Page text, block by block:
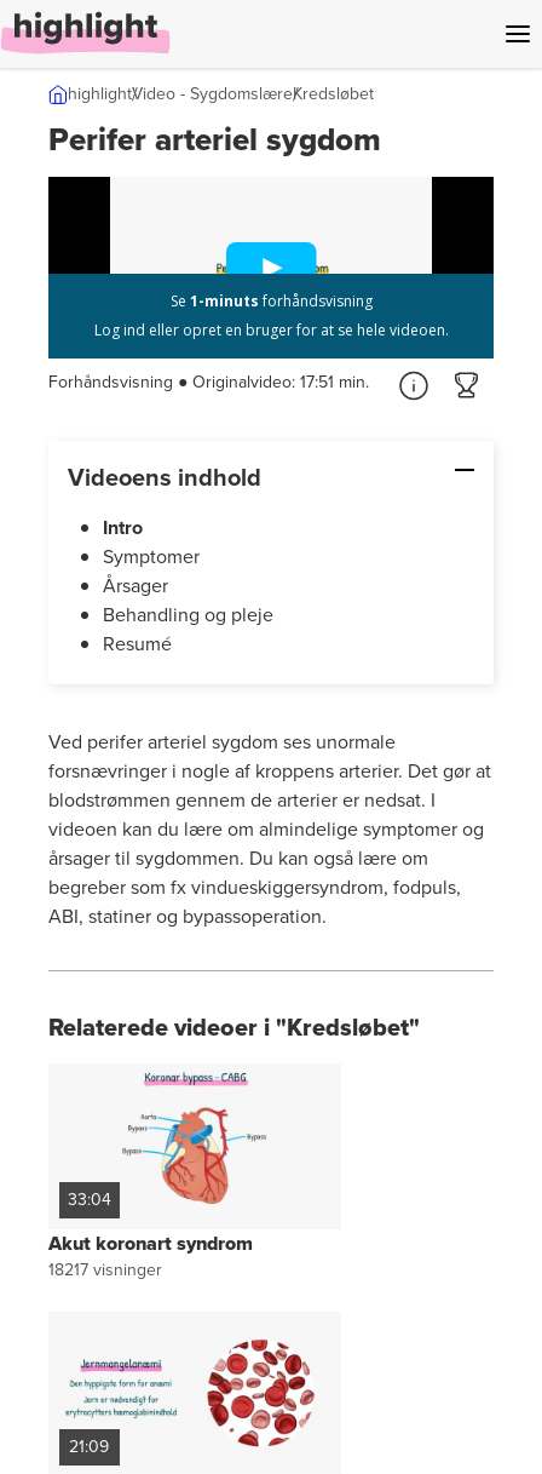
highlightVideo - SygdomslæreKredsløbet
Perifer arteriel sygdom
Forhåndsvisning ● Originalvideo:17:51 min.
Videoens indhold
Intro
Symptomer
Årsager
Behandling og pleje
Resumé
Ved perifer arteriel sygdom ses unormale
forsnævringer i nogle af kroppens arterier. Det gør at
blodstrømmen gennem de arterier er nedsat. I
videoen kan du lære om almindelige symptomer og
årsager til sygdommen. Du kan også lære om
begreber som fx vindueskiggersyndrom, fodpuls,
ABI, statiner og bypassoperation.
Relaterede videoer i "Kredsløbet"
33:04
Akut koronart syndrom
18217visninger
21:09